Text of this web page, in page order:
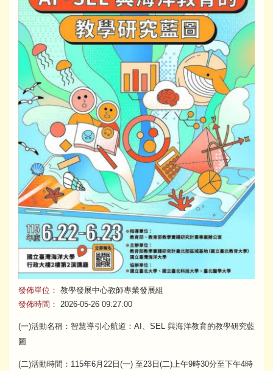
發佈單位： 教學發展中心教師專業發展組
發佈時間：
2026-05-26 09:27:00
(一)活動名稱：智慧導引心航道：AI、SEL 與海洋教育的教學研究藍
圖
(二)活動時間：115年6月22日(一) 至23日(二)上午9時30分至下午4時